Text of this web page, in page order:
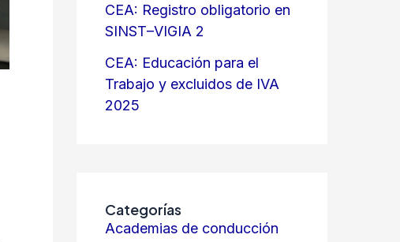
CEA: Registro obligatorio en
SINST–VIGIA 2
CEA: Educación para el
Trabajo y excluidos de IVA
2025
Categorías
Academias de conducción